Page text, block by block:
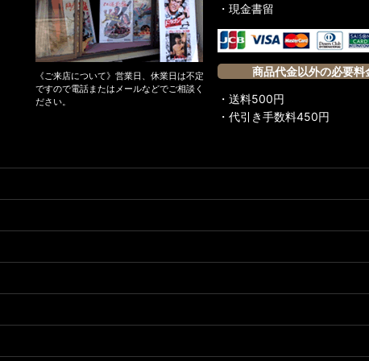
《ご来店について》営業日、休業日は不定
ですので電話またはメールなどでご相談く
ださい。
・現金書留
商品代金以外の必要料
・送料500円
・代引き手数料450円